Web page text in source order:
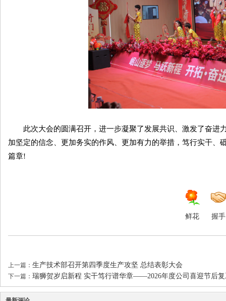
此次大会的圆满召开，进一步凝聚了发展共识、激发了奋进
加坚定的信念、更加务实的作风、更加有力的举措，笃行实干
篇章!
鲜花 握手
上一篇： 生产技术部召开第四季度生产攻坚 总结表彰大会
下一篇： 瑞狮贺岁启新程 实干笃行谱华章——2026年度公司喜迎节后